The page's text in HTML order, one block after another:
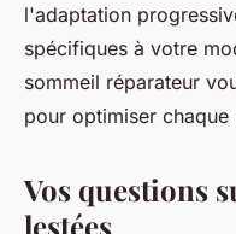
l'adaptation
spécifiques à votre
sommeil réparateur
pour optimiser chaque
Vos questions
lestées